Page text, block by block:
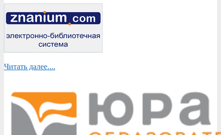
Читать далее....